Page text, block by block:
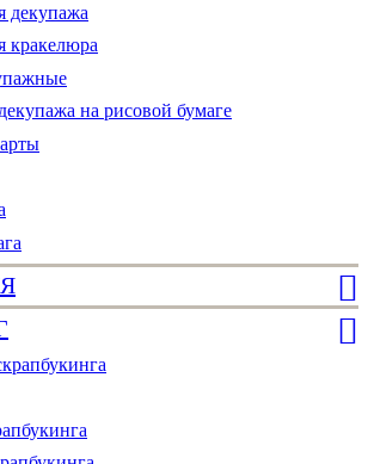
декупажа
кракелюра
на рисовой бумаге